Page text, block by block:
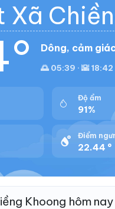
Dông, cảm
🌅 05:39 · 🌇 18:42
Độ ẩm
91%
Điểm
22.44 °
Khoong hôm